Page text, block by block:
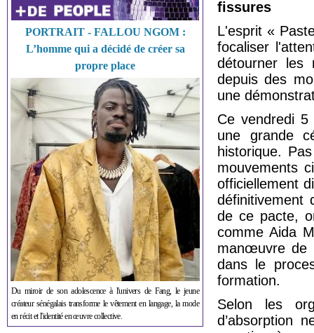
PORTRAIT - FALLOU NGOM :
L’homme qui a décidé de créer sa
propre place
Du miroir de son adolescence à l'univers de Fang, le jeune
créateur sénégalais transforme le vêtement en langage, la mode
en récit et l'identité en œuvre collective.
fissures
L'esprit «
focaliser
détourner les
depuis des
une
Ce vendredi
une grande
historique.
mouvements
officiellement
définitivement
de ce pacte,
comme Aida
manœuvre de
dans le
formation.
Selon les
d’absorption